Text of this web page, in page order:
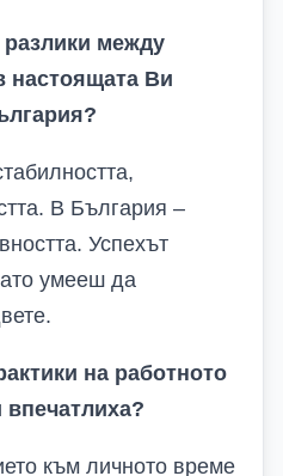
разлики между
настоящата Ви
В България –
Успехът
умееш да
на работното
към личното време